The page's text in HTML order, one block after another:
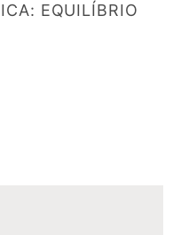
EQUILÍBRIO